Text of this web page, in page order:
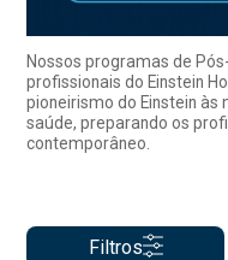
Nossos programas de
profissionais do Einstein
pioneirismo do Einstein
saúde, preparando os
contemporâneo.
Filtros